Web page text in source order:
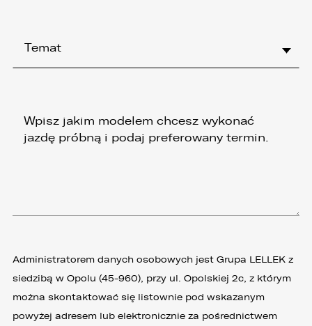
Temat
Administratorem danych osobowych jest Grupa LELLEK z
siedzibą w Opolu (45-960), przy ul. Opolskiej 2c, z którym
można skontaktować się listownie pod wskazanym
powyżej adresem lub elektronicznie za pośrednictwem